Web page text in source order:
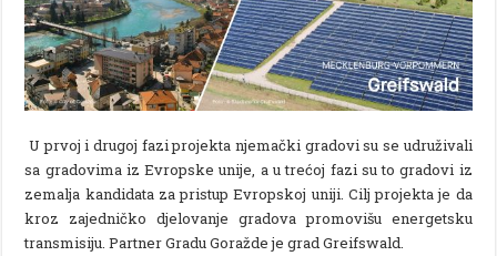
U prvoj i drugoj fazi projekta njemački gradovi su se udruživali
sa gradovima iz Evropske unije, a u trećoj fazi su to gradovi iz
zemalja kandidata za pristup Evropskoj uniji. Cilj projekta je da
kroz zajedničko djelovanje gradova promovišu energetsku
transmisiju. Partner Gradu Goražde je grad Greifswald.